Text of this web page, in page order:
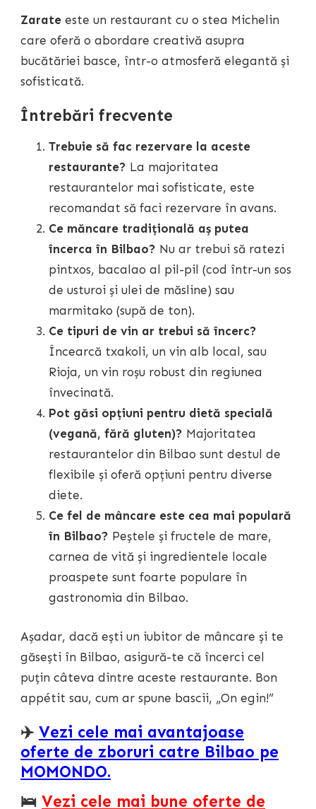
Zarate este un restaurant cu o stea Michelin
care oferă o abordare creativă asupra
bucătăriei basce, într-o atmosferă elegantă și
sofisticată.
Întrebări frecvente
Trebuie să fac rezervare la aceste
restaurante? La majoritatea
restaurantelor mai sofisticate, este
recomandat să faci rezervare în avans.
Ce măncare tradițională aș putea
încerca în Bilbao? Nu ar trebui să ratezi
pintxos, bacalao al pil-pil (cod într-un sos
de usturoi și ulei de măsline) sau
marmitako (supă de ton).
Ce tipuri de vin ar trebui să încerc?
Încearcă txakoli, un vin alb local, sau
Rioja, un vin roșu robust din regiunea
învecinată.
Pot găsi opțiuni pentru dietă specială
(vegană, fără gluten)? Majoritatea
restaurantelor din Bilbao sunt destul de
flexibile și oferă opțiuni pentru diverse
diete.
Ce fel de mâncare este cea mai populară
în Bilbao? Peștele și fructele de mare,
carnea de vită și ingredientele locale
proaspete sunt foarte populare în
gastronomia din Bilbao.
Așadar, dacă ești un iubitor de mâncare și te
găsești în Bilbao, asigură-te că încerci cel
puțin câteva dintre aceste restaurante. Bon
appétit sau, cum ar spune bascii, „On egin!”
✈️ Vezi cele mai avantajoase
oferte de zboruri catre Bilbao pe
MOMONDO.
🛌 Vezi cele mai bune oferte de